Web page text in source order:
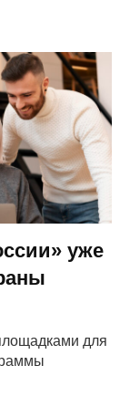
уже
для